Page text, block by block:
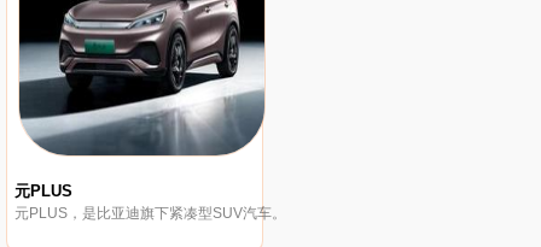
元PLUS
元PLUS，是比亚迪旗下紧凑型SUV汽车。